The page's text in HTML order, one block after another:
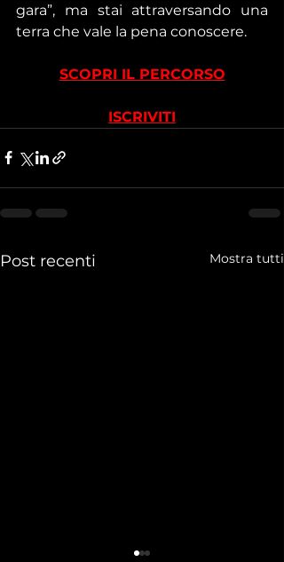
gara”, ma stai attraversando una
terra che vale la pena conoscere.
SCOPRI IL PERCORSO
ISCRIVITI
Post recenti Mostra tutti